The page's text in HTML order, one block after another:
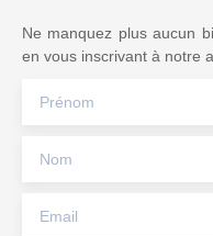
Ne manquez plus aucun
en vous inscrivant à notre
Prénom
Nom
Email